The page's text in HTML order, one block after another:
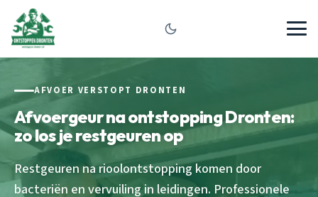
AFVOER VERSTOPT DRONTEN
Afvoergeur na ontstopping Dronten:
zo los je restgeuren op
Restgeuren na rioolontstopping komen door
bacteriën en vervuiling in leidingen. Professionele